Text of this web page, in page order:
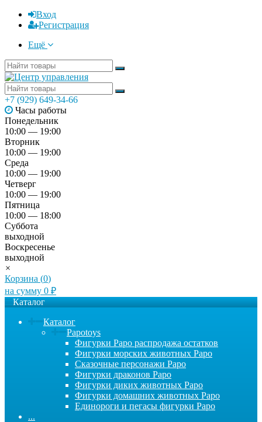
Вход
Регистрация
Ещё
+7 (929) 649-34-66
Часы работы
Понедельник
10:00 — 19:00
Вторник
10:00 — 19:00
Среда
10:00 — 19:00
Четверг
10:00 — 19:00
Пятница
10:00 — 18:00
Суббота
выходной
Воскресенье
выходной
×
Корзина (0)
на сумму 0 ₽
Каталог
Каталог
Papotoys
Фигурки Papo распродажа остатков
Фигурки морских животных Papo
Сказочные персонажи Papo
Фигурки драконов Papo
Фигурки диких животных Papo
Фигурки домашних животных Papo
Единороги и пегасы фигурки Papo
...